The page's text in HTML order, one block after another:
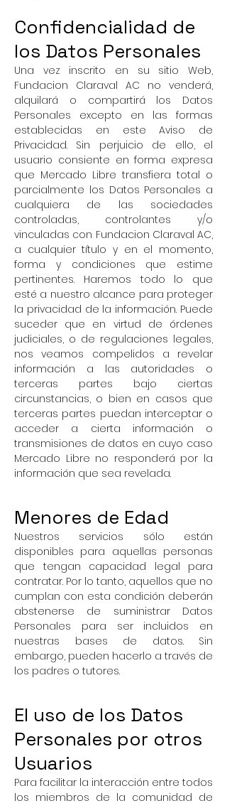
Confidencialidad de
los Datos Personales
Una vez inscrito en su sitio Web,
Fundacion Claraval AC no venderá,
alquilará o compartirá los Datos
Personales excepto en las formas
establecidas en este Aviso de
Privacidad. Sin perjuicio de ello, el
usuario consiente en forma expresa
que Mercado Libre transfiera total o
parcialmente los Datos Personales a
cualquiera de las sociedades
controladas, controlantes y/o
vinculadas con Fundacion Claraval AC,
a cualquier título y en el momento,
forma y condiciones que estime
pertinentes. Haremos todo lo que
esté a nuestro alcance para proteger
la privacidad de la información. Puede
suceder que en virtud de órdenes
judiciales, o de regulaciones legales,
nos veamos compelidos a revelar
información a las autoridades o
terceras partes bajo ciertas
circunstancias, o bien en casos que
terceras partes puedan interceptar o
acceder a cierta información o
transmisiones de datos en cuyo caso
Mercado Libre no responderá por la
información que sea revelada.
Menores de Edad
Nuestros servicios sólo están
disponibles para aquellas personas
que tengan capacidad legal para
contratar. Por lo tanto, aquellos que no
cumplan con esta condición deberán
abstenerse de suministrar Datos
Personales para ser incluidos en
nuestras bases de datos. Sin
embargo, pueden hacerlo a través de
los padres o tutores.
El uso de los Datos
Personales por otros
Usuarios
Para facilitar la interacción entre todos
los miembros de la comunidad de